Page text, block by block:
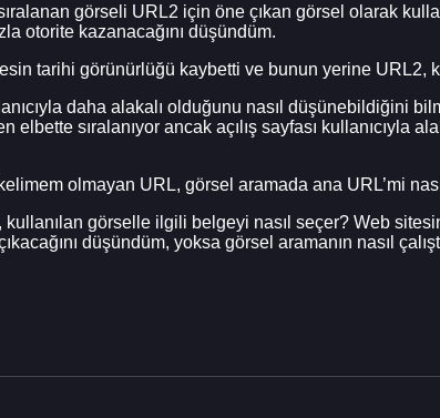
görseli URL2 için öne çıkan görsel olarak
otorite kazanacağını düşündüm.
tarihi görünürlüğü kaybetti ve bunun yerine URL2,
daha alakalı olduğunu nasıl düşünebildiğini
sıralanıyor ancak açılış sayfası kullanıcıyla
olmayan URL, görsel aramada ana URL’mi
görselle ilgili belgeyi nasıl seçer? Web
düşündüm, yoksa görsel aramanın nasıl